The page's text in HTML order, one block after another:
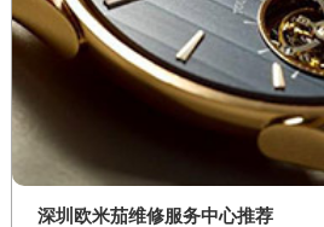
深圳欧米茄维修服务中心推荐